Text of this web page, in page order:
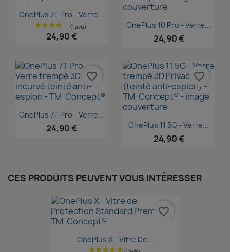
Aperçu rapide
OnePlus 7T Pro - Verre...
24,90 €
Aperçu rapide
OnePlus 10 Pro - Verre...
24,90 €
Aperçu rapide
OnePlus 7T Pro - Verre...
24,90 €
favorite_border
Aperçu rapide
OnePlus 11 5G - Verre...
24,90 €
favorite_border
CES PRODUITS PEUVENT VOUS INTÉRESSER
Aperçu rapide
OnePlus X - Vitre De...
favorite_border